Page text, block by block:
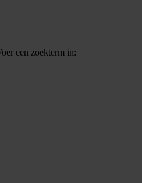
een zoekterm in: